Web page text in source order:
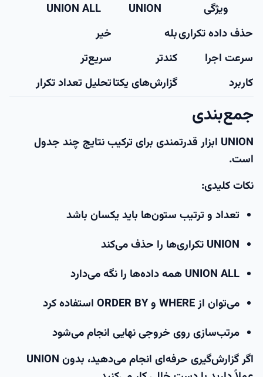
ویژگی UNION
UNION ALL
حذف داده تکراریبله
خیر
سرعت اجرا
کندتر
سریع‌تر
کاربرد
گزارش‌های یکتاتحلیل تعداد تکرار
جمع‌بندی
UNION ابزار قدرتمندی برای ترکیب نتایج چند جدول
است.
نکات کلیدی:
تعداد و ترتیب ستون‌ها باید یکسان باشد
UNION تکراری‌ها را حذف می‌کند
UNION ALL همه داده‌ها را نگه می‌دارد
می‌توان از WHERE و ORDER BY استفاده کرد
مرتب‌سازی روی خروجی نهایی انجام می‌شود
اگر گزارش‌گیری حرفه‌ای انجام می‌دهید، بدون UNION